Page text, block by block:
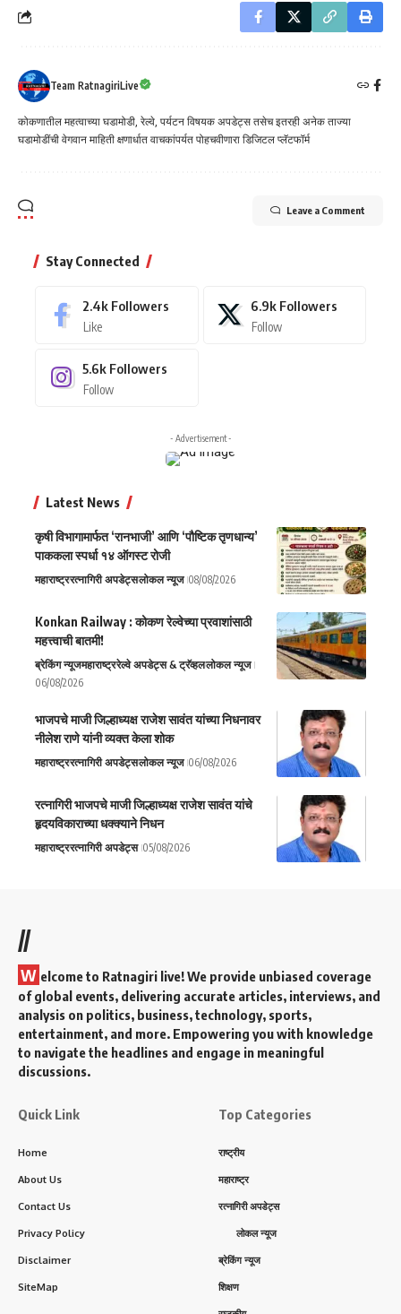
Team RatnagiriLive
कोकणातील महत्वाच्या घडामोडी, रेल्वे, पर्यटन विषयक अपडेट्स तसेच इतरही अनेक ताज्या
घडामोडींची वेगवान माहिती क्षणार्धात वाचकांपर्यत पोहचवीणारा डिजिटल प्लॅटफॉर्म
Leave a Comment
Stay Connected
2.4k Followers
Like
6.9k Followers
Follow
5.6k Followers
Follow
- Advertisement -
Latest News
कृषी विभागामार्फत ‘रानभाजी’ आणि ‘पौष्टिक तृणधान्य’
पाककला स्पर्धा १४ ऑगस्ट रोजी
महाराष्ट्ररत्नागिरी अपडेट्सलोकल न्यूज 08/08/2026
Konkan Railway : कोकण रेल्वेच्या प्रवाशांसाठी
महत्त्वाची बातमी!
ब्रेकिंग न्यूजमहाराष्ट्ररेल्वे अपडेट्स & ट्रॅव्हललोकल न्यूज
06/08/2026
भाजपचे माजी जिल्हाध्यक्ष राजेश सावंत यांच्या निधनावर
नीलेश राणे यांनी व्यक्त केला शोक
महाराष्ट्ररत्नागिरी अपडेट्सलोकल न्यूज 06/08/2026
रत्नागिरी भाजपचे माजी जिल्हाध्यक्ष राजेश सावंत यांचे
हृदयविकाराच्या धक्क्याने निधन
महाराष्ट्ररत्नागिरी अपडेट्स 05/08/2026
//
W elcome to Ratnagiri live! We provide unbiased coverage
of global events, delivering accurate articles, interviews, and
analysis on politics, business, technology, sports,
entertainment, and more. Empowering you with knowledge
to navigate the headlines and engage in meaningful
discussions.
Quick Link
Home
About Us
Contact Us
Privacy Policy
Disclaimer
SiteMap
Top Categories
राष्ट्रीय
महाराष्ट्र
रत्नागिरी अपडेट्स
लोकल न्यूज
ब्रेकिंग न्यूज
शिक्षण